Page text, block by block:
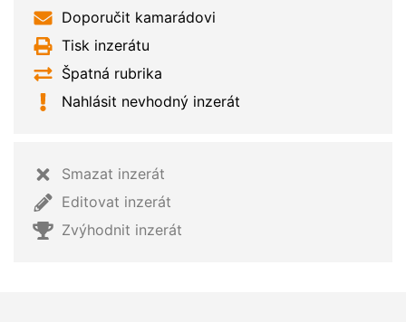
Doporučit kamarádovi
Tisk inzerátu
Špatná rubrika
Nahlásit nevhodný inzerát
Smazat inzerát
Editovat inzerát
Zvýhodnit inzerát